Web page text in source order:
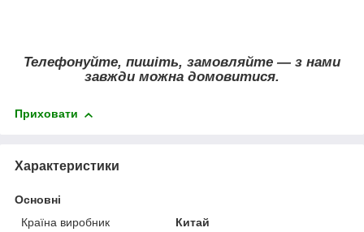
Телефонуйте, пишіть, замовляйте — з нами
завжди можна домовитися.
Приховати
Характеристики
Основні
Країна виробник
Китай